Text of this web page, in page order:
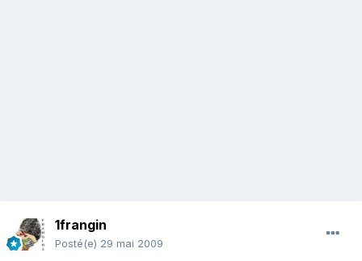
1frangin
Posté(e) 29 mai 2009